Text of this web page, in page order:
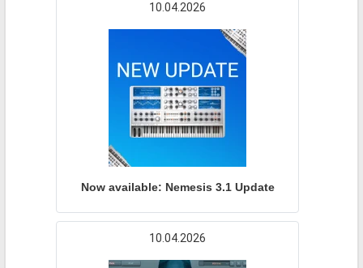
10.04.2026
Now available: Nemesis 3.1 Update
10.04.2026